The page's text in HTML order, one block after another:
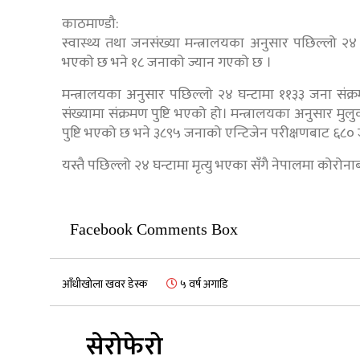
काठमाण्डौ:
स्वास्थ्य तथा जनसंख्या मन्त्रालयका अनुसार पछिल्लो २४
भएको छ भने १८ जनाको ज्यान गएको छ ।
मन्त्रालयका अनुसार पछिल्लो २४ घन्टामा ११३३ जना
संख्यामा संक्रमण पुष्टि भएको हो। मन्त्रालयका अनुसार
पुष्टि भएको छ भने ३८९५ जनाको एन्टिजेन परीक्षणबाट ६८०
यस्तै पछिल्लो २४ घन्टामा मृत्यु भएका सँगै नेपालमा
Facebook Comments Box
आँधीखोला खवर डेस्क ५ वर्ष अगाडि
सेरोफेरो